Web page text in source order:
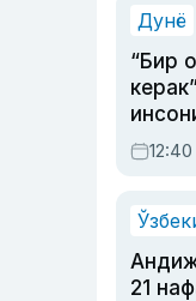
Дунё
“Бир
21